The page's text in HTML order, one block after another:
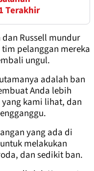
Terakhir
Russell mundur
pelanggan mereka
ungul.
adalah ban
Anda lebih
kami lihat, dan
yang ada di
melakukan
dan sedikit ban.